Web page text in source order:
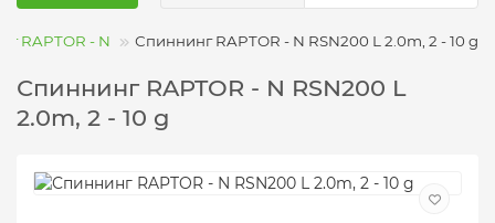
RAPTOR - N Спиннинг RAPTOR - N RSN200 L 2.0m, 2 - 10 g
Спиннинг RAPTOR - N RSN200 L
2.0m, 2 - 10 g